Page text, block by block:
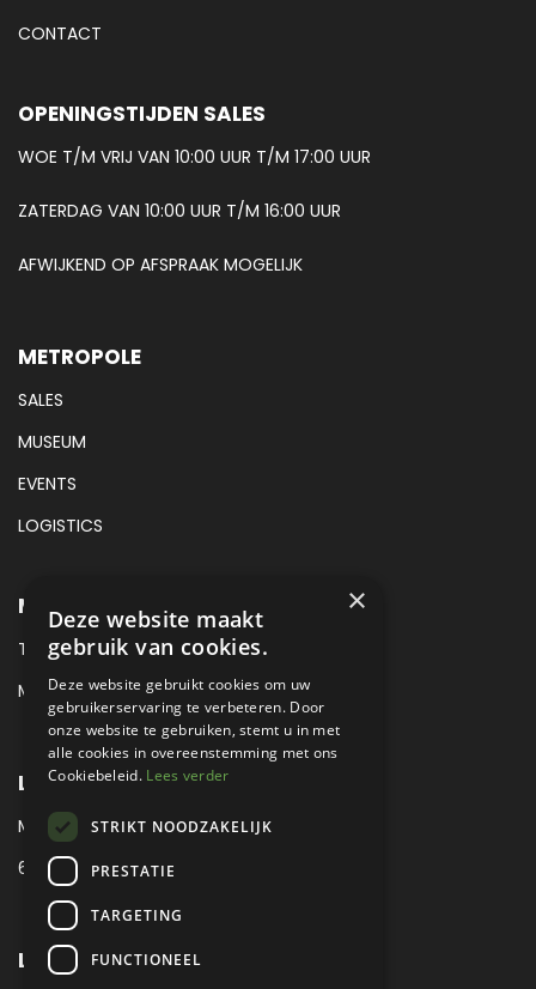
CONTACT
OPENINGSTIJDEN SALES
WOE T/M VRIJ VAN 10:00 UUR T/M 17:00 UUR
ZATERDAG VAN 10:00 UUR T/M 16:00 UUR
AFWIJKEND OP AFSPRAAK MOGELIJK
METROPOLE
SALES
MUSEUM
EVENTS
LOGISTICS
METROPOLE SALES CONTACT
TEL:+31 (0) 88 425 94 00
MAIL:SALES@METROPOLE.NL
LOCATIE
MEUBELLAAN 1 / VIA ENZO FERRARI
6651 KV DRUTEN / THE NETHERLANDS
LEGAL
×
Deze website maakt
gebruik van cookies.
Deze website gebruikt cookies om uw
gebruikerservaring te verbeteren. Door
onze website te gebruiken, stemt u in met
alle cookies in overeenstemming met ons
Cookiebeleid. Lees verder
STRIKT NOODZAKELIJK
PRESTATIE
TARGETING
FUNCTIONEEL